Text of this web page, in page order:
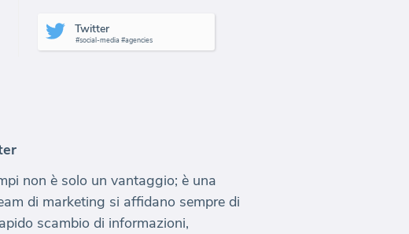
non è solo un vantaggio; è una
di marketing si affidano sempre di
scambio di informazioni,
Twitter
#social-media #agencies